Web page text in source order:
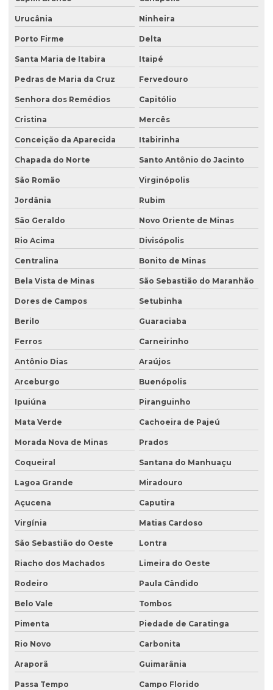
Urucânia Ninheira
Porto Firme Delta
Santa Maria de Itabira Itaipé
Pedras de Maria da Cruz Fervedouro
Senhora dos Remédios Capitólio
Cristina Mercês
Conceição da Aparecida Itabirinha
Chapada do Norte Santo Antônio do Jacinto
São Romão Virginópolis
Jordânia Rubim
São Geraldo Novo Oriente de Minas
Rio Acima Divisópolis
Centralina Bonito de Minas
Bela Vista de Minas São Sebastião do Maranhão
Dores de Campos Setubinha
Berilo Guaraciaba
Ferros Carneirinho
Antônio Dias Araújos
Arceburgo Buenópolis
Ipuiúna Piranguinho
Mata Verde Cachoeira de Pajeú
Morada Nova de Minas Prados
Coqueiral Santana do Manhuaçu
Lagoa Grande Miradouro
Açucena Caputira
Virgínia Matias Cardoso
São Sebastião do Oeste Lontra
Riacho dos Machados Limeira do Oeste
Rodeiro Paula Cândido
Belo Vale Tombos
Pimenta Piedade de Caratinga
Rio Novo Carbonita
Araporã Guimarânia
Passa Tempo Campo Florido